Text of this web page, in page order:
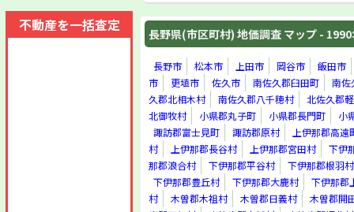
長野県(市区町村) 地価調査 マップ -
長野市 松本市 上田市 岡谷市
飯田市
市
更埴市 佐久市 南佐久郡臼田町
南佐
久郡北相木村
南佐久郡八千穂村
北佐久郡
北御牧村
小県郡丸子町 小県郡長門町
小
諏訪郡富士見町
諏訪郡原村
上伊那郡高遠
村
上伊那郡長谷村 上伊那郡宮田村
下伊
那郡浪合村
下伊那郡平谷村
下伊那郡根羽村
下伊那郡豊丘村
下伊那郡大鹿村
下伊那郡
村
木曽郡木祖村 木曽郡日義村
木曽郡開
諏訪郡原村
上伊那郡高遠町
不動産を一括査定